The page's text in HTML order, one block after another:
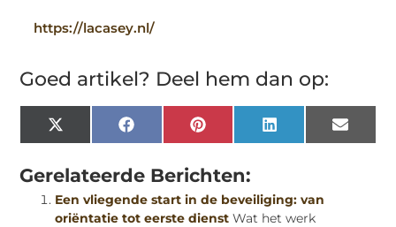
https://lacasey.nl/
Goed artikel? Deel hem dan op:
X
(Twitter)
FacebookPinterestLinkedInEmail
Gerelateerde Berichten:
Een vliegende start in de beveiliging: van
oriëntatie tot eerste dienst Wat het werk